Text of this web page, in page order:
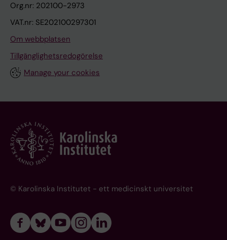
Org.nr: 202100-2973
VAT.nr: SE202100297301
Om webbplatsen
Tillgänglighetsredogörelse
Manage your cookies
© Karolinska Institutet - ett medicinskt universitet